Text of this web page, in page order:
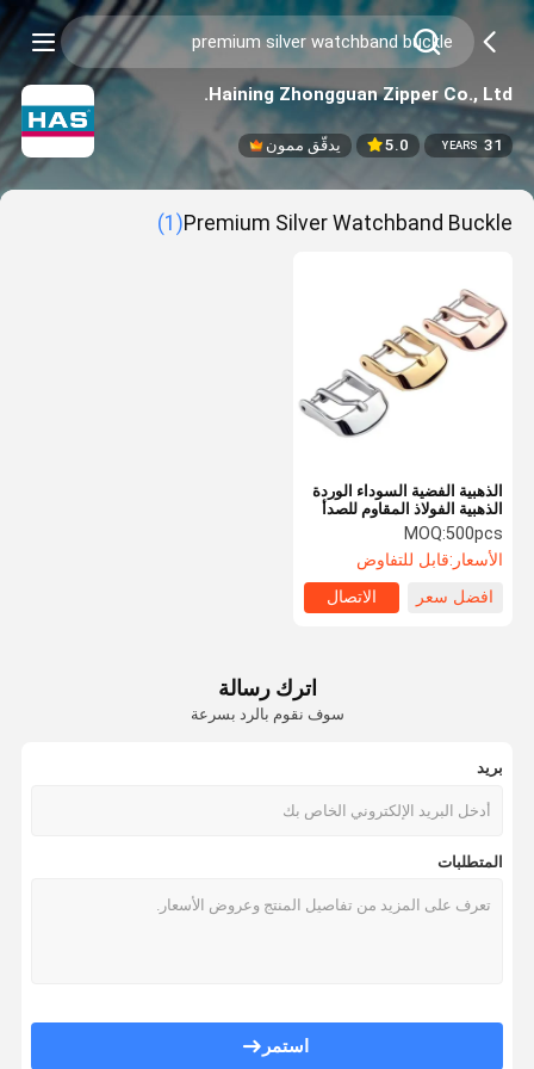
Haining Zhongguan Zipper Co., Ltd.
31
YEARS
5.0 يدقّق ممون
Premium Silver Watchband Buckle
(1)
الذهبية الفضية السوداء الوردة
الذهبية الفولاذ المقاوم للصدأ
عصا الساعة الملحقات عصا
الساعة
MOQ:500pcs
الأسعار:قابل للتفاوض
افضل سعر
الاتصال
اترك رسالة
سوف نقوم بالرد بسرعة
بريد
المتطلبات
استمر